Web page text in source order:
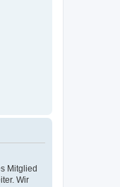
Mitglied
Wir